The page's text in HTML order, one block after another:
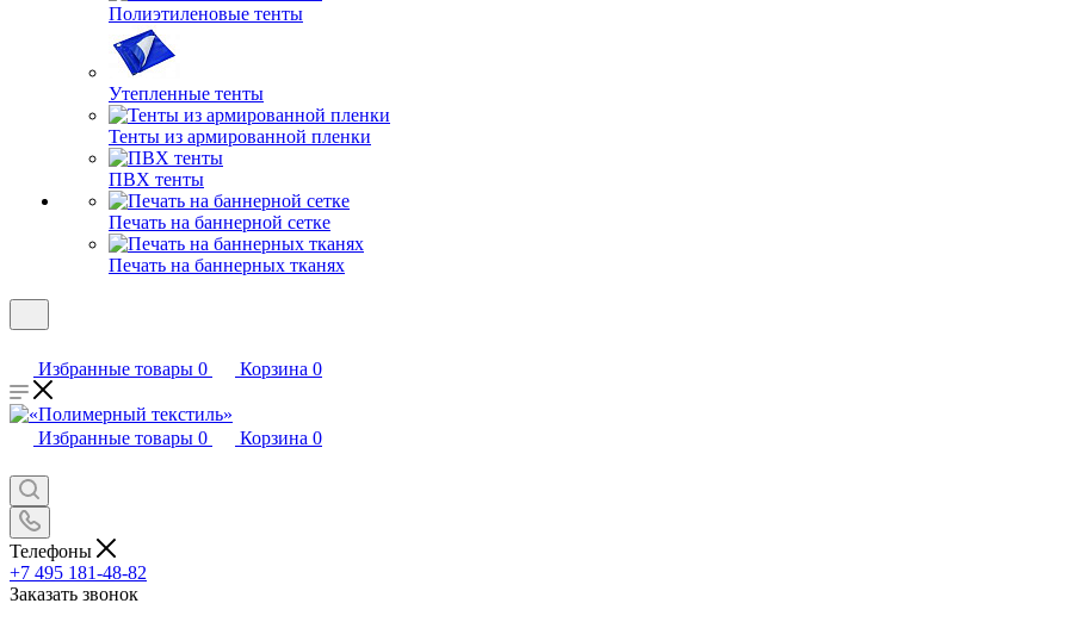
Полиэтиленовые тенты
Утепленные тенты
Тенты из армированной пленки
ПВХ тенты
Печать на баннерной сетке
Печать на баннерных тканях
Избранные товары 0 Корзина 0
Избранные товары 0 Корзина 0
Телефоны
+7 495 181-48-82
Заказать звонок